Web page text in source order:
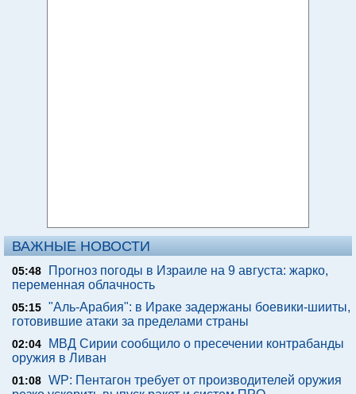
ВАЖНЫЕ НОВОСТИ
05:48
Прогноз погоды в Израиле на 9 августа: жарко,
переменная облачность
05:15 "Аль-Арабия": в Ираке задержаны боевики-шииты,
готовившие атаки за пределами страны
02:04
МВД Сирии сообщило о пресечении контрабанды
оружия в Ливан
01:08 WP: Пентагон требует от производителей оружия